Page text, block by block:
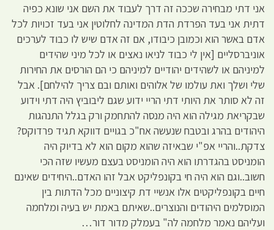
אני דתי מבחירה שככה זה דרך לעבוד את השם אני שונא כפיה
דתית אני בעד הפרדת הדת המדינה לחלוטין אני בעד זכויות לכל
אדם באשר הוא וכמובן כיבודו, אם זה אדם שיש לו כבוד לערכים
אוניברסליים [אין לי כבוד לניאו נאצים או לכל מיני שהידים
למיניהם או לשהידים יהודיים למיניהם כי הם הורסים את החירות
שלי ושלך ואת עולמו של אלוהים ואותם ובם צריך להילחם]. אבל
זה לא סותר את היותי דתי הריי ידוע שגם ליבוביץ היה דתי וידוע
שבקריאת מגילה הוא היה מנסה להתחמק ורק בגלל התנהגות
היהודים בהרג ובטבח שנעשה אח"כ בגויים דווקא תגיד פרדוקס?
צדקת..והריי אפ"י שבאיזה שהוא מקום הוא לא בדיוק היה
הומניסט בהגדרתו הוא היה הומניסט בעצם מעשיו שזה הכי
חשוב..וגם הוא היה חי בקונפליקט אבל זהו האדם..היחידים שאינם
חיים בקונפליקטים אלו אנשיי דת קיצוניים מכל הדתות בין
המוסלמים היהודים והנוצרים..שאיתם באמת יש בעיה ומלחמה
ועליהם נאמר מלחמה לה" בעמלק מדור דור…